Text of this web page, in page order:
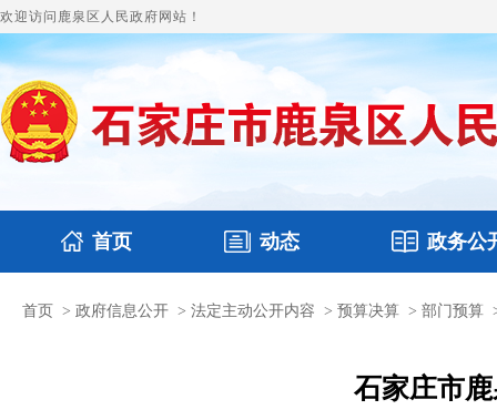
欢迎访问鹿泉区人民政府网站！
首页 动态
国务要闻 鹿泉要闻 图片新闻
政务公
政府领导 本区文件 财
首页 > 政府信息公开 > 法定主动公开内容 > 预算决算 > 部门预算
石家庄市